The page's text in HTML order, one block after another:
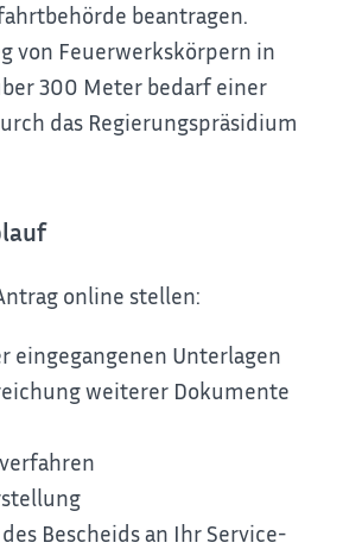
beantragen.
von Feuerwerkskörpern in
300 Meter bedarf einer
das Regierungspräsidium
online stellen:
eingegangenen Unterlagen
weiterer Dokumente
Bescheids an Ihr Service-